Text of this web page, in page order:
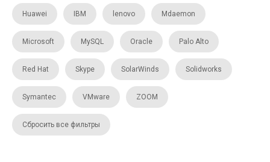
Huawei IBM lenovo Mdaemon
Microsoft MySQL Oracle Palo Alto
Red Hat Skype SolarWinds Solidworks
Symantec VMware ZOOM
Сбросить все фильтры